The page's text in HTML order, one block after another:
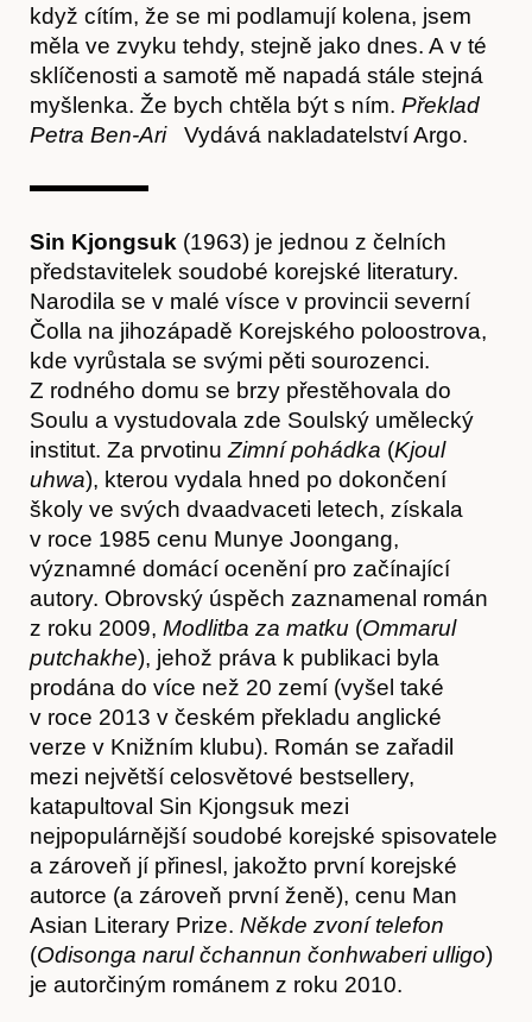
když cítím, že se mi podlamují kolena, jsem
měla ve zvyku tehdy, stejně jako dnes. A v té
sklíčenosti a samotě mě napadá stále stejná
myšlenka. Že bych chtěla být s ním. Překlad
Petra Ben-AriVydává nakladatelství Argo.
Sin Kjongsuk (1963) je jednou z čelních
představitelek soudobé korejské literatury.
Narodila se v malé vísce v provincii severní
Čolla na jihozápadě Korejského poloostrova,
kde vyrůstala se svými pěti sourozenci.
Z rodného domu se brzy přestěhovala do
Soulu a vystudovala zde Soulský umělecký
institut. Za prvotinu Zimní pohádka (Kjoul
uhwa), kterou vydala hned po dokončení
školy ve svých dvaadvaceti letech, získala
v roce 1985 cenu Munye Joongang,
významné domácí ocenění pro začínající
autory. Obrovský úspěch zaznamenal román
z roku 2009, Modlitba za matku (Ommarul
putchakhe), jehož práva k publikaci byla
prodána do více než 20 zemí (vyšel také
v roce 2013 v českém překladu anglické
verze v Knižním klubu). Román se zařadil
mezi největší celosvětové bestsellery,
katapultoval Sin Kjongsuk mezi
nejpopulárnější soudobé korejské spisovatele
a zároveň jí přinesl, jakožto první korejské
autorce (a zároveň první ženě), cenu Man
Asian Literary Prize. Někde zvoní telefon
(Odisonga narul čchannun čonhwaberi ulligo)
je autorčiným románem z roku 2010.